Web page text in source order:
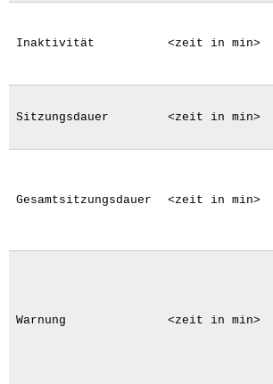
Inaktivität <zeit in min>
Sitzungsdauer <zeit in min>
Gesamtsitzungsdauer <zeit in min>
Warnung <zeit in min>